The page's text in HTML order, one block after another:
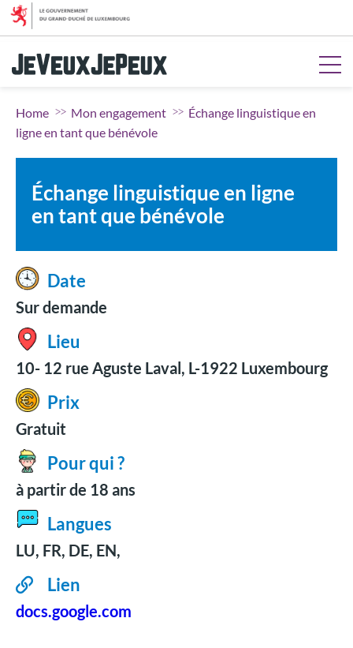
Aller au menu
Aller à la recherche
Home Mon engagement
Échange linguistique en
ligne en tant que bénévole
Échange linguistique en ligne
en tant que bénévole
Date
Sur demande
Lieu
10- 12 rue Aguste Laval, L-1922 Luxembourg
Prix
Gratuit
Pour qui ?
à partir de 18 ans
Langues
LU, FR, DE, EN,
Lien
docs.google.com